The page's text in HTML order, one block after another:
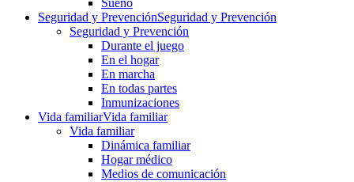
Sueño
Seguridad y PrevenciónSeguridad y Prevención
Seguridad y Prevención
Durante el juego
En el hogar
En marcha
En todas partes
Inmunizaciones
Vida familiarVida familiar
Vida familiar
Dinámica familiar
Hogar médico
Medios de comunicación